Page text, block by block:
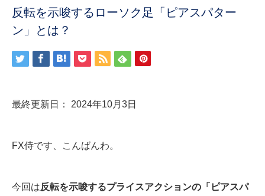
反転を示唆するローソク足「ピアスパター
ン」とは？
最終更新日： 2024年10月3日
FX侍です、こんばんわ。
今回は反転を示唆するプライスアクションの「ピアスパ